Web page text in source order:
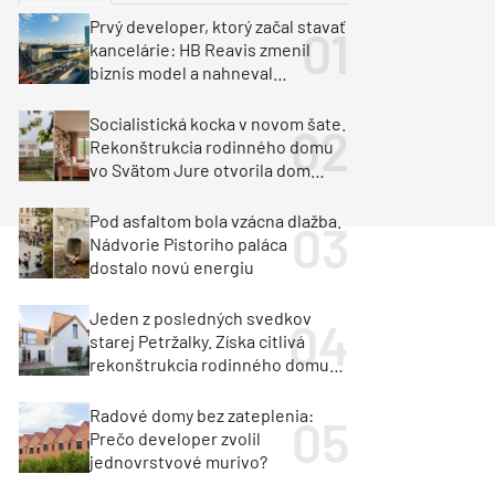
Klimatizácia a vetranie
Milan Murcka
Prvý developer, ktorý začal stavať
kancelárie: HB Reavis zmenil
biznis model a nahneval
Socialistická kocka v novom šate.
Rekonštrukcia rodinného domu
vo Svätom Jure otvorila dom
Pod asfaltom bola vzácna dlažba.
Nádvorie Pistoriho paláca
dostalo novú energiu
Jeden z posledných svedkov
starej Petržalky. Získa citlivá
rekonštrukcia rodinného domu
Radové domy bez zateplenia:
Prečo developer zvolil
jednovrstvové murivo?